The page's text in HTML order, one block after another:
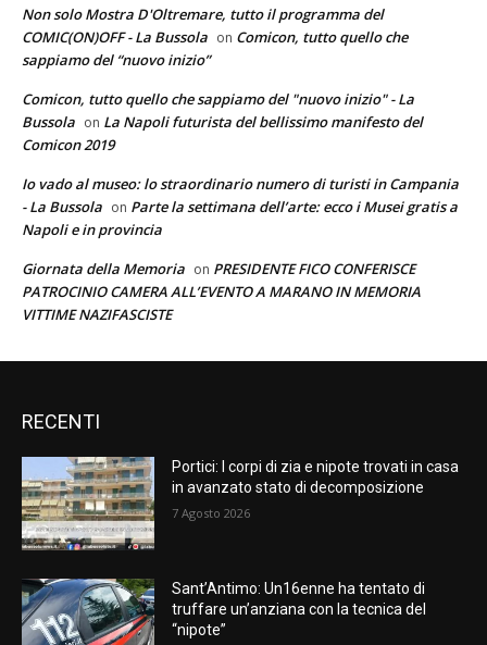
Non solo Mostra D'Oltremare, tutto il programma del
COMIC(ON)OFF - La Bussola on Comicon, tutto quello che
sappiamo del “nuovo inizio”
Comicon, tutto quello che sappiamo del "nuovo inizio" - La
Bussola on La Napoli futurista del bellissimo manifesto del
Comicon 2019
Io vado al museo: lo straordinario numero di turisti in Campania
- La Bussola on Parte la settimana dell’arte: ecco i Musei gratis a
Napoli e in provincia
Giornata della Memoria on PRESIDENTE FICO CONFERISCE
PATROCINIO CAMERA ALL’EVENTO A MARANO IN MEMORIA
VITTIME NAZIFASCISTE
RECENTI
Portici: I corpi di zia e nipote trovati in casa
in avanzato stato di decomposizione
7 Agosto 2026
Sant’Antimo: Un16enne ha tentato di
truffare un’anziana con la tecnica del
“nipote”